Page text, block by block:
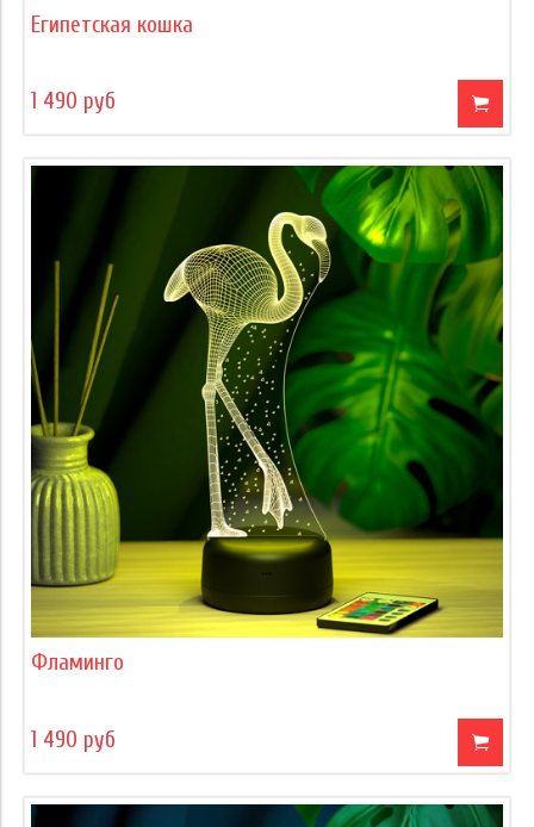
Египетская кошка
1 490 руб
Фламинго
1 490 руб